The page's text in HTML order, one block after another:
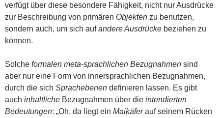
verfügt über diese besondere Fähigkeit, nicht nur Ausdrücke
zur Beschreibung von primären Objekten zu benutzen,
sondern auch, um sich aufandere Ausdrücke beziehen zu
können.
Solche formalen meta-sprachlichen Bezugnahmen sind
aber nur eine Form von innersprachlichen Bezugnahmen,
durch die sich Sprachebenen definieren lassen. Es gibt
auch inhaltliche Bezugnahmen über die intendierten
Bedeutungen: „Oh, da liegt ein Maikäferauf seinem Rücken